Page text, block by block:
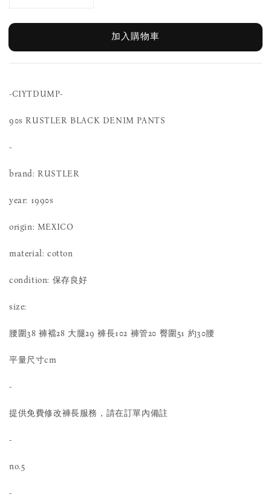
加入購物車
-CIYTDUMP-
90s RUSTLER BLACK DENIM PANTS
-
brand: RUSTLER
year: 1990s
origin: MEXICO
material: cotton
condition: 保存良好
size:
腰圍38 褲襠28 大腿29 褲長102 褲管20 臀圍51 約30腰
平量尺寸cm
-
提供免費修改褲長服務，請在訂單內備註
-
no.5
-